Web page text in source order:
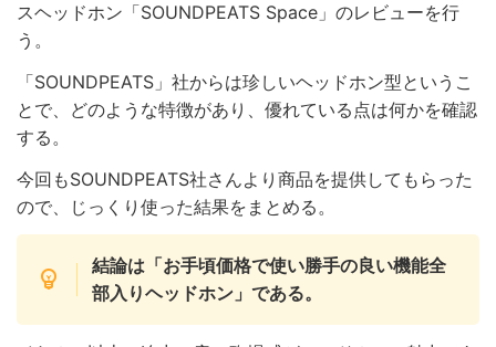
スヘッドホン「SOUNDPEATS Space」のレビューを行
う。
「SOUNDPEATS」社からは珍しいヘッドホン型というこ
とで、どのような特徴があり、優れている点は何かを確認
する。
今回もSOUNDPEATS社さんより商品を提供してもらった
ので、じっくり使った結果をまとめる。
結論は「お手頃価格で使い勝手の良い機能全
部入りヘッドホン」である。